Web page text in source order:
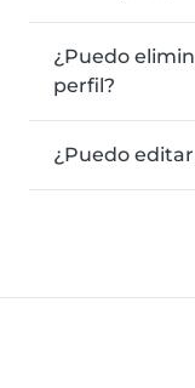
¿Puedo
perfil?
¿Puedo